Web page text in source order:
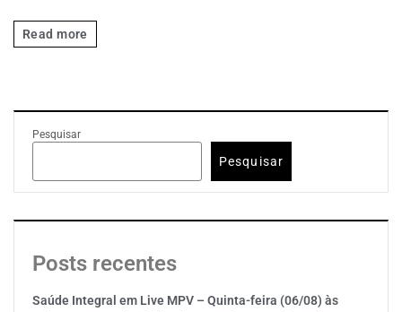
Read more
Pesquisar
Pesquisar
Posts recentes
Saúde Integral em Live MPV – Quinta-feira (06/08) às